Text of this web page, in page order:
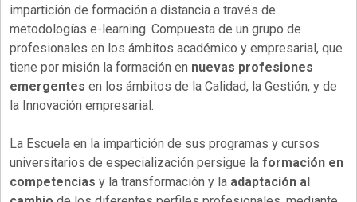
impartición de formación a distancia a través de
metodologías e-learning. Compuesta de un grupo de
profesionales en los ámbitos académico y empresarial, que
tiene por misión la formación en nuevas profesiones
emergentes en los ámbitos de la Calidad, la Gestión, y de
la Innovación empresarial.
La Escuela en la impartición de sus programas y cursos
universitarios de especialización persigue laformación en
competencias y la transformación y la adaptación al